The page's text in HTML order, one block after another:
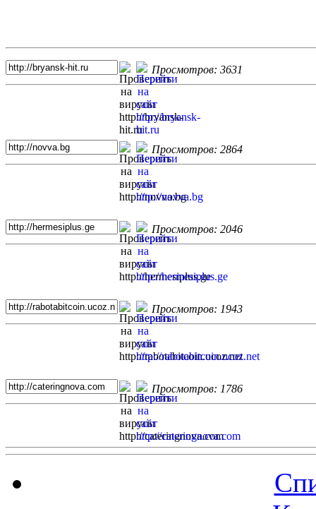
Просмотров: 3631
Просмотров: 2864
Просмотров: 2046
Просмотров: 1943
Просмотров: 1786